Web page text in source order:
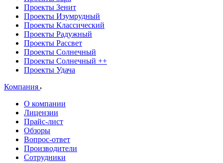
Проекты Зенит
Проекты Изумрудный
Проекты Классический
Проекты Радужный
Проекты Рассвет
Проекты Солнечный
Проекты Солнечный ++
Проекты Удача
Компания
О компании
Лицензии
Прайс-лист
Обзоры
Вопрос-ответ
Производители
Сотрудники